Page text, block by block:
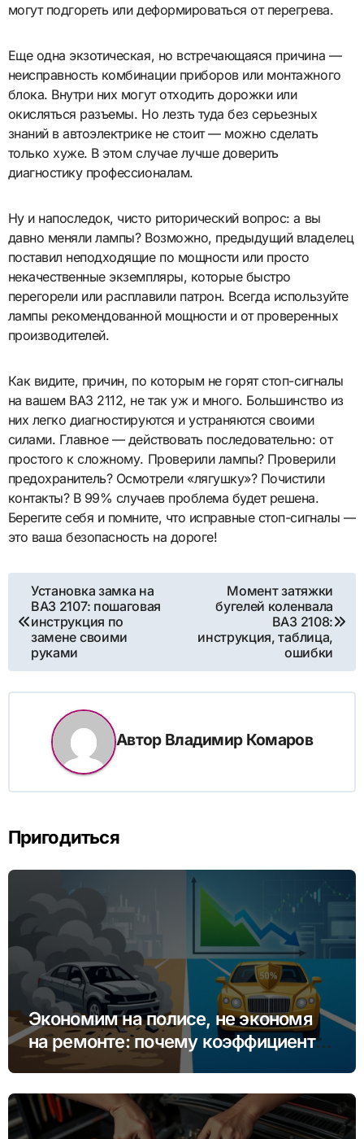
могут подгореть или деформироваться от перегрева.
Еще одна экзотическая, но встречающаяся причина —
неисправность комбинации приборов или монтажного
блока. Внутри них могут отходить дорожки или
окисляться разъемы. Но лезть туда без серьезных
знаний в автоэлектрике не стоит — можно сделать
только хуже. В этом случае лучше доверить
диагностику профессионалам.
Ну и напоследок, чисто риторический вопрос: а вы
давно меняли лампы? Возможно, предыдущий владелец
поставил неподходящие по мощности или просто
некачественные экземпляры, которые быстро
перегорели или расплавили патрон. Всегда используйте
лампы рекомендованной мощности и от проверенных
производителей.
Как видите, причин, по которым не горят стоп-сигналы
на вашем ВАЗ 2112, не так уж и много. Большинство из
них легко диагностируются и устраняются своими
силами. Главное — действовать последовательно: от
простого к сложному. Проверили лампы? Проверили
предохранитель? Осмотрели «лягушку»? Почистили
контакты? В 99% случаев проблема будет решена.
Берегите себя и помните, что исправные стоп-сигналы —
это ваша безопасность на дороге!
Навигация
по
записям
Установка замка на
ВАЗ 2107: пошаговая
инструкция по
замене своими
руками
Момент затяжки
бугелей коленвала
ВАЗ 2108:
инструкция, таблица,
ошибки
Автор Владимир Комаров
Пригодиться
Экономим на полисе, не экономя
на ремонте: почему коэффициент
бонус-малус (КБМ) важнее цены